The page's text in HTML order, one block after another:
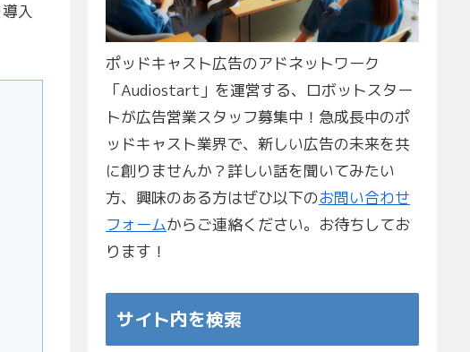
入
ポッドキャスト広告のアドネットワーク
「Audiostart」を運営する、ロボットスター
トが広告営業スタッフ募集中！急成長中のポ
ッドキャスト業界で、新しい広告の未来を共
に創りませんか？詳しい話を聞いてみたい
方、興味のある方はぜひ以下のお問い合わせ
フォームからご連絡ください。お待ちしてお
ります！
サイト内を検索